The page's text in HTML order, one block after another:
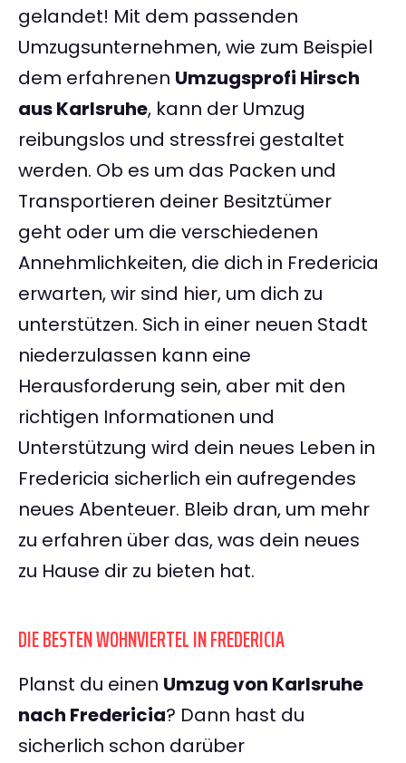
gelandet! Mit dem passenden
Umzugsunternehmen, wie zum Beispiel
dem erfahrenen Umzugsprofi Hirsch
aus Karlsruhe, kann der Umzug
reibungslos und stressfrei gestaltet
werden. Ob es um das Packen und
Transportieren deiner Besitztümer
geht oder um die verschiedenen
Annehmlichkeiten, die dich in Fredericia
erwarten, wir sind hier, um dich zu
unterstützen. Sich in einer neuen Stadt
niederzulassen kann eine
Herausforderung sein, aber mit den
richtigen Informationen und
Unterstützung wird dein neues Leben in
Fredericia sicherlich ein aufregendes
neues Abenteuer. Bleib dran, um mehr
zu erfahren über das, was dein neues
zu Hause dir zu bieten hat.
DIE BESTEN WOHNVIERTEL IN FREDERICIA
Planst du einen Umzug von Karlsruhe
nach Fredericia? Dann hast du
sicherlich schon darüber